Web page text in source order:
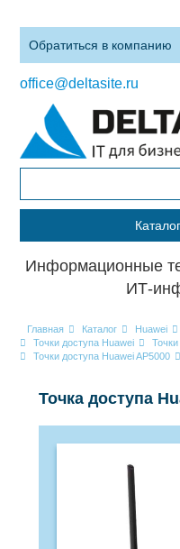
Обратиться в компанию
office@deltasite.ru
Информационные
ИТ-
Главная Каталог Huawei
Точки доступа Huawei
Точки доступа Huawei AP5000
Точка доступа